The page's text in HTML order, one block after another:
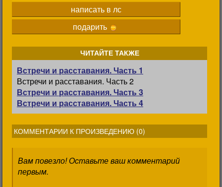
написать в лс
подарить
ЧИТАЙТЕ ТАКЖЕ
Встречи и расставания. Часть 1
Встречи и расставания. Часть 2
Встречи и расставания. Часть 3
Встречи и расставания. Часть 4
КОММЕНТАРИИ К ПРОИЗВЕДЕНИЮ (0)
Вам повезло! Оставьте ваш комментарий
первым.